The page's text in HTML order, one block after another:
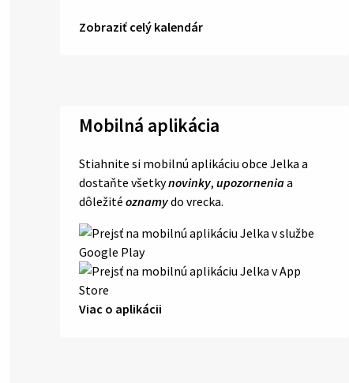
Zobraziť celý kalendár
Mobilná aplikácia
Stiahnite si mobilnú aplikáciu obce Jelka a
dostaňte všetkynovinky, upozorneniaa
dôležité oznamydo vrecka.
Viac o aplikácii